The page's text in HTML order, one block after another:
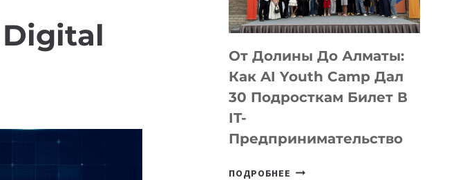
От Долины До Алматы:
Как AI Youth Camp Дал
30 Подросткам Билет В
IT-
Предпринимательство
ПОДРОБНЕЕ ОТ